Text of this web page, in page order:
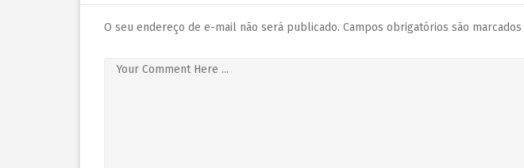
O seu endereço de e-mail não será publicado. Campos obrigatórios são marcados